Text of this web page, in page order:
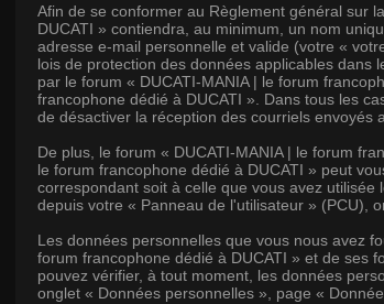
Afin de se conformer au Règlement général sur
DUCATI » contiendra, au minimum, un nom
adresse e-mail personnelle et valide (votre «
lois de protection des données applicables
par le forum « DUCATI-MANIA | le forum
francophone dédié à DUCATI ». Dans tous les
de désactiver la réception des courriels envoyés
De plus, le forum « DUCATI-MANIA | le forum
le forum francophone dédié à DUCATI » peut
correspondant soit à celle que vous avez
depuis votre « Panneau de l'utilisateur » (PCU),
Les données personnelles que vous nous avez
forum francophone dédié à DUCATI » et de ses
pouvez vérifier, à tout moment, les données
onglet « Données personnelles », page «